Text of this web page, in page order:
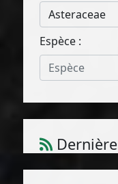
Asteraceae
Espèce :
Espèce